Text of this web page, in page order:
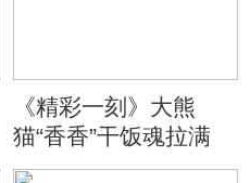
《精彩一刻》大熊
猫“香香”干饭魂拉满